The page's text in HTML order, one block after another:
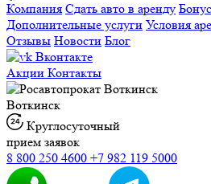
Компания Сдать авто в аренду
Дополнительные услуги Условия
Отзывы Новости Блог
Вконтакте
Акции Контакты
Воткинск
Круглосуточный
прием заявок
8 800 250 4600 +7 982 119 5000